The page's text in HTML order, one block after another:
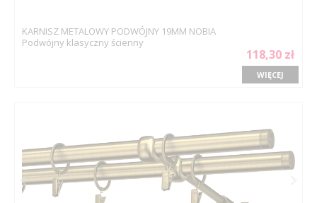
KARNISZ METALOWY PODWÓJNY 19MM NOBIA
Podwójny klasyczny ścienny
118,30 zł
WIĘCEJ